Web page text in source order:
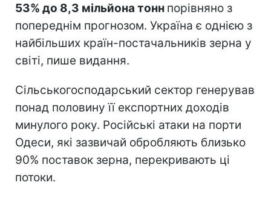
53% до 8,3 мільйона тонн порівняно з
попереднім прогнозом. Україна є однією з
найбільших країн-постачальників зерна у
світі, пише видання.
Сільськогосподарський сектор генерував
понад половину її експортних доходів
минулого року. Російські атаки на порти
Одеси, які зазвичай обробляють близько
90% поставок зерна, перекривають ці
потоки.